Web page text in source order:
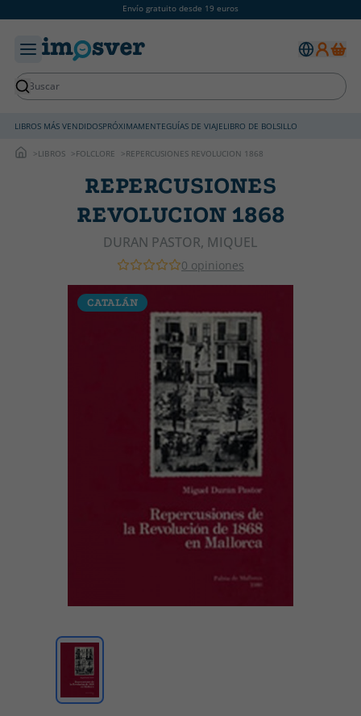
Envío gratuito desde 19 euros
LIBROS MÁS VENDIDOSPRÓXIMAMENTEGUÍAS DE VIAJELIBRO DE BOLSILLO
LIBROS FOLCLORE REPERCUSIONES REVOLUCION 1868
REPERCUSIONES
REVOLUCION 1868
DURAN PASTOR, MIQUEL
0 opiniones
CATALÁN